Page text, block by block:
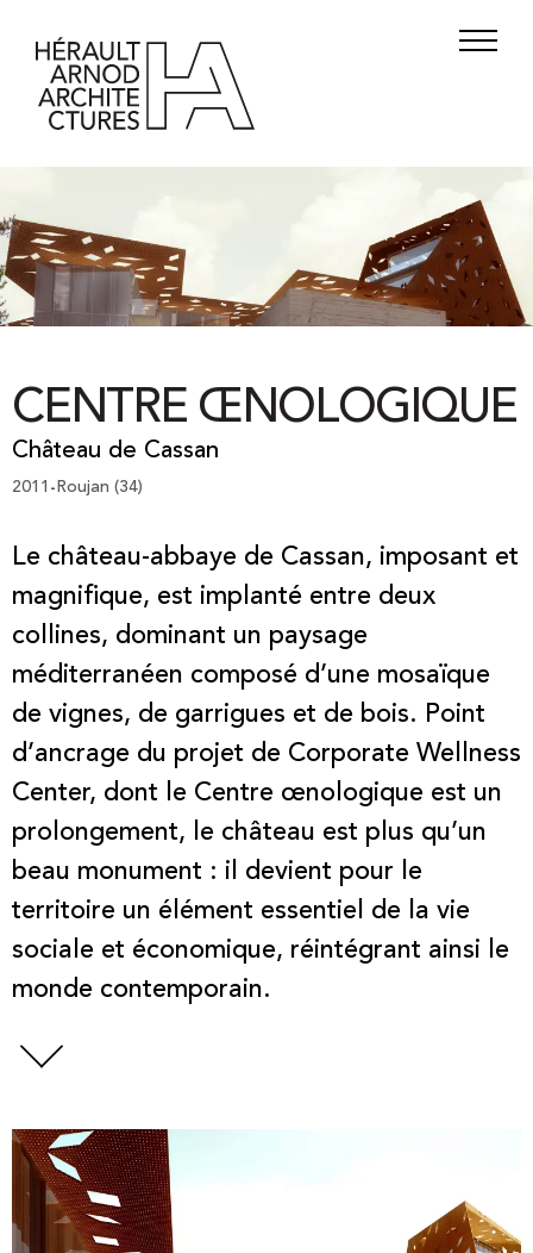
CENTRE ŒNOLOGIQUE
Château de Cassan
2011 - Roujan (34)
Le château-abbaye de Cassan, imposant et
magnifique, est implanté entre deux
collines, dominant un paysage
méditerranéen composé d’une mosaïque
de vignes, de garrigues et de bois. Point
d’ancrage du projet de Corporate Wellness
Center, dont le Centre œnologique est un
prolongement, le château est plus qu’un
beau monument : il devient pour le
territoire un élément essentiel de la vie
sociale et économique, réintégrant ainsi le
monde contemporain.